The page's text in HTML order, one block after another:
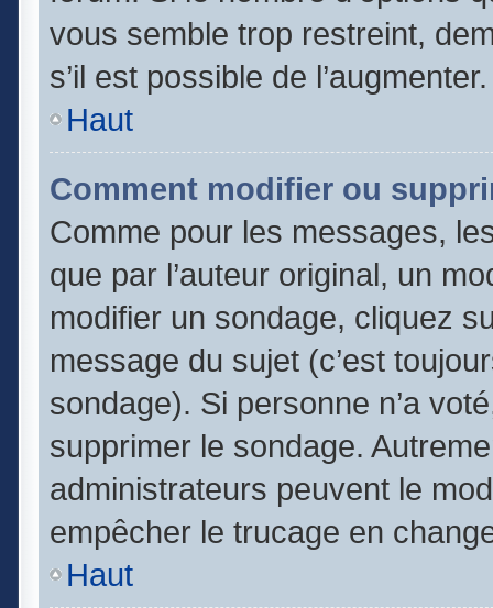
vous semble trop restreint,
s’il est possible de l’augmenter.
Haut
Comment modifier ou
Comme pour les messages,
que par l’auteur original, un
modifier un sondage, cliquez
message du sujet (c’est
sondage). Si personne n’a
supprimer le sondage.
administrateurs peuvent le
empêcher le trucage en
Haut